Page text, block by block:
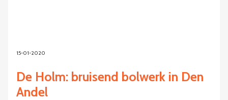
15-01-2020
De Holm: bruisend bolwerk in Den
Andel